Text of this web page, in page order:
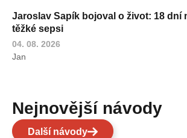
Jaroslav Sapík bojoval o život: 18 dní
těžké sepsi
04. 08. 2026
Jan
Nejnovější návody
Další návody